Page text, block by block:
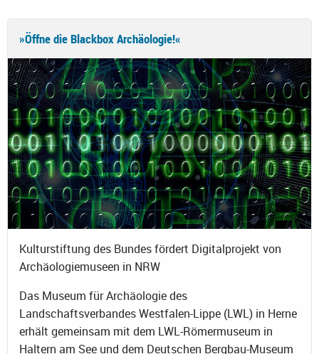
»Öffne die Blackbox Archäologie!«
Kulturstiftung des Bundes fördert Digitalprojekt von
Archäologiemuseen in NRW
Das Museum für Archäologie des
Landschaftsverbandes Westfalen-Lippe (LWL) in Herne
erhält gemeinsam mit dem LWL-Römermuseum in
Haltern am See und dem Deutschen Bergbau-Museum